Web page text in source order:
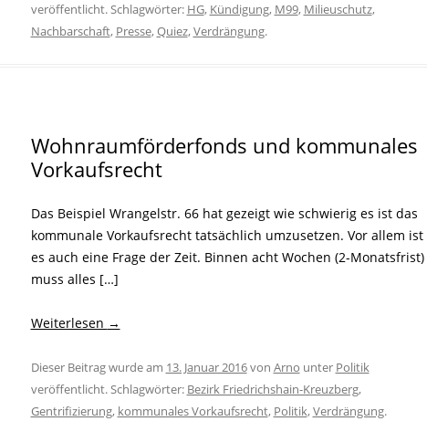
veröffentlicht. Schlagwörter: HG, Kündigung, M99, Milieuschutz,
Nachbarschaft, Presse,Quiez,Verdrängung.
Wohnraumförderfonds und kommunales
Vorkaufsrecht
Das Beispiel Wrangelstr. 66 hat gezeigt wie schwierig es ist das
kommunale Vorkaufsrecht tatsächlich umzusetzen. Vor allem ist
es auch eine Frage der Zeit. Binnen acht Wochen (2-Monatsfrist)
muss alles […]
Weiterlesen →
Dieser Beitrag wurde am 13. Januar 2016von Arno unter Politik
veröffentlicht. Schlagwörter: Bezirk Friedrichshain-Kreuzberg,
Gentrifizierung, kommunales Vorkaufsrecht, Politik,Verdrängung.